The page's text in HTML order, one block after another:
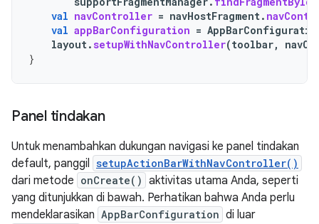
val navController = navHostFragment.
val appBarConfiguration =
layout.setupWithNavController(toolbar,
}
Panel tindakan
Untuk menambahkan dukungan navigasi ke panel tindakan
default, panggil setupActionBarWithNavController()
dari metode onCreate() aktivitas utama Anda, seperti
yang ditunjukkan di bawah. Perhatikan bahwa Anda perlu
mendeklarasikan AppBarConfiguration di luar